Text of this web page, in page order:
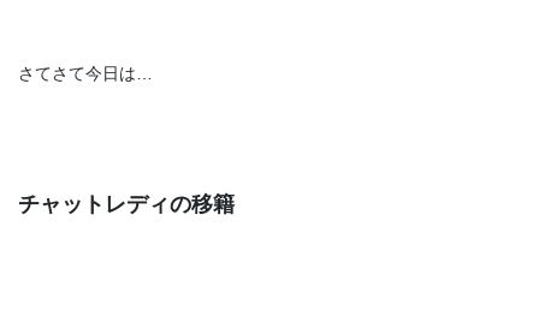
さてさて今日は…
チャットレディの移籍